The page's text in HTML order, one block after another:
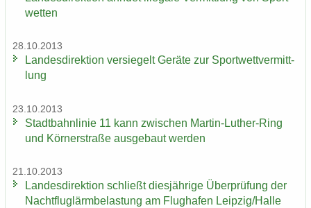
wet­ten
28.10.2013
Lan­des­di­rek­ti­on ver­sie­gelt Ge­rä­te zur Sport­wett­ver­mitt­
lung
23.10.2013
Stadt­bahn­li­nie 11 kann zwi­schen Martin-​Luther-Ring
und Körn­er­stra­ße aus­ge­baut wer­den
21.10.2013
Lan­des­di­rek­ti­on schließt dies­jäh­ri­ge Über­prü­fung der
Nacht­flug­lärm­be­las­tung am Flug­ha­fen Leip­zig/Halle